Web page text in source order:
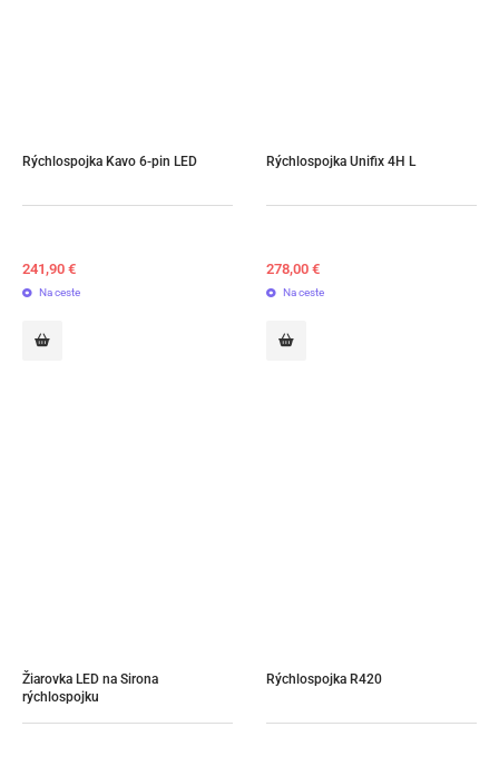
Rýchlospojka Kavo 6-pin LED
241,90 €
Na ceste
Rýchlospojka Unifix 4H L
278,00 €
Na ceste
Žiarovka LED na Sirona
rýchlospojku
Rýchlospojka R420